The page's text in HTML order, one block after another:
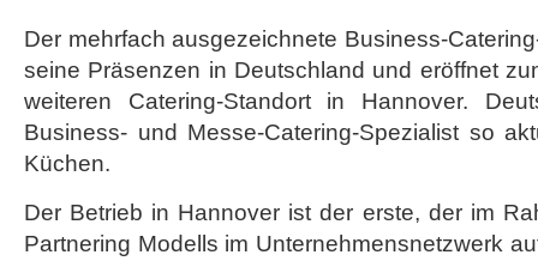
eröffnet
am
Oktober
Standort
Der mehrfach ausgezeichnete Business-
seine Präsenzen in Deutschland und eröffnet
weiteren Catering-Standort in Hannover.
Business- und Messe-Catering-Spezialist so
Küchen.
Der Betrieb in Hannover ist der erste, der im
Partnering Modells im Unternehmensnetzwerk